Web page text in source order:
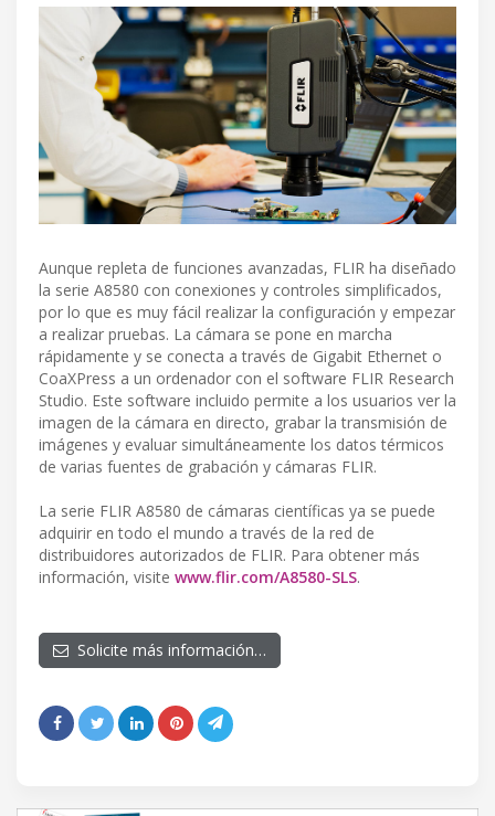
Aunque repleta de funciones avanzadas, FLIR ha diseñado
la serie A8580 con conexiones y controles simplificados,
por lo que es muy fácil realizar la configuración y empezar
a realizar pruebas. La cámara se pone en marcha
rápidamente y se conecta a través de Gigabit Ethernet o
CoaXPress a un ordenador con el software FLIR Research
Studio. Este software incluido permite a los usuarios ver la
imagen de la cámara en directo, grabar la transmisión de
imágenes y evaluar simultáneamente los datos térmicos
de varias fuentes de grabación y cámaras FLIR.
La serie FLIR A8580 de cámaras científicas ya se puede
adquirir en todo el mundo a través de la red de
distribuidores autorizados de FLIR. Para obtener más
información, visite www.flir.com/A8580-SLS.
Solicite más información…